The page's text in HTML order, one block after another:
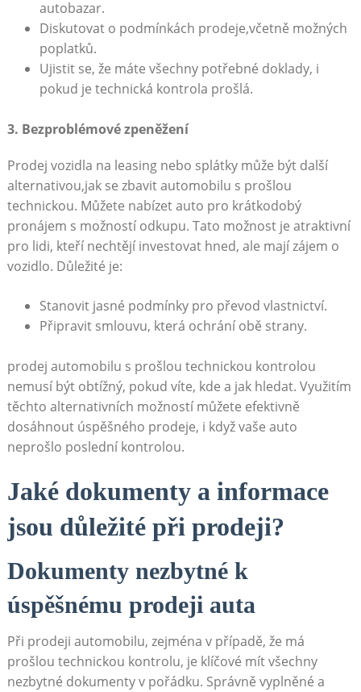
autobazar.
Diskutovat o podmínkách prodeje,včetně možných
poplatků.
Ujistit se, že máte všechny potřebné doklady, i
pokud je technická kontrola prošlá.
3. Bezproblémové zpeněžení
Prodej vozidla na leasing nebo splátky může být další
alternativou,jak se zbavit automobilu s prošlou
technickou. Můžete nabízet auto pro krátkodobý
pronájem s možností odkupu. Tato možnost je atraktivní
pro lidi, kteří nechtějí investovat hned, ale mají zájem o
vozidlo. Důležité je:
Stanovit jasné podmínky pro převod vlastnictví.
Připravit smlouvu, která ochrání obě strany.
prodej automobilu s prošlou technickou kontrolou
nemusí být obtížný, pokud víte, kde a jak hledat. Využitím
těchto alternativních možností můžete efektivně
dosáhnout úspěšného prodeje, i když vaše auto
neprošlo poslední kontrolou.
Jaké dokumenty a informace
jsou důležité při prodeji?
Dokumenty nezbytné k
úspěšnému prodeji auta
Při prodeji automobilu, zejména v případě, že má
prošlou technickou kontrolu, je klíčové mít všechny
nezbytné dokumenty v pořádku. Správně vyplněné a